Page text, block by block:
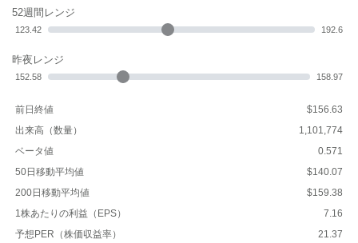
52週間レンジ
123.42 192.6
昨夜レンジ
152.58 158.97
前日終値
$156.63
出来高（数量）
1,101,774
ベータ値
0.571
50日移動平均値
$140.07
200日移動平均値
$159.38
1株あたりの利益（EPS）
7.16
予想PER（株価収益率）
21.37